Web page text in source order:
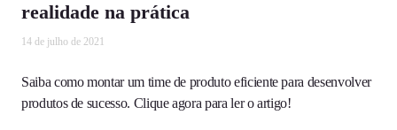
realidade na prática
14 de julho de 2021
Saiba como montar um time de produto eficiente para desenvolver
produtos de sucesso. Clique agora para ler o artigo!